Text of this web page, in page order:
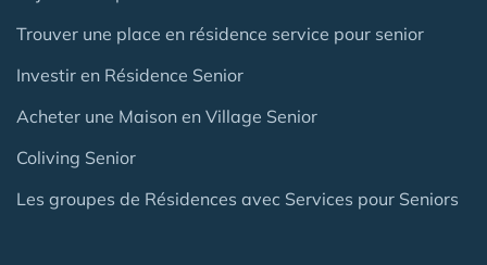
Trouver une place en résidence service pour senior
Investir en Résidence Senior
Acheter une Maison en Village Senior
Coliving Senior
Les groupes de Résidences avec Services pour Seniors